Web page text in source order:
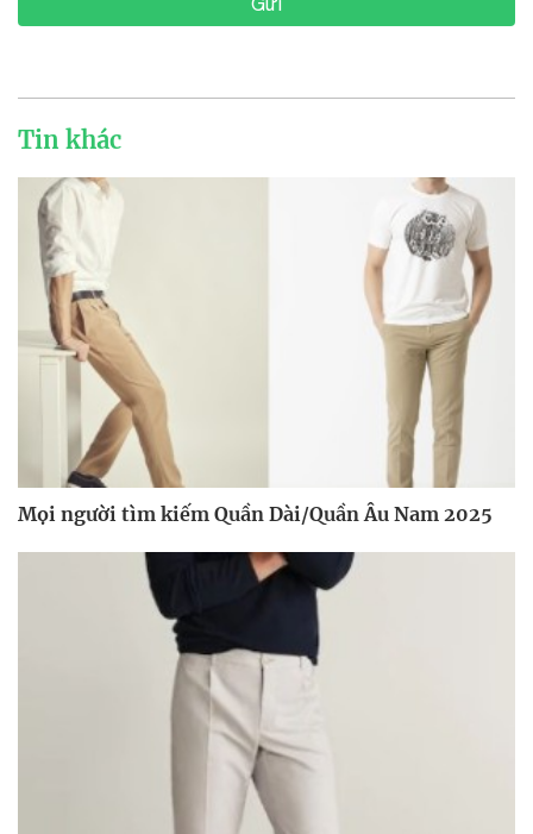
Tin khác
Mọi người tìm kiếm Quần Dài/Quần Âu Nam 2025